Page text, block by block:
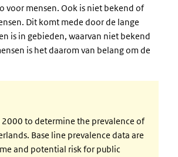
voor mensen. Ook is niet bekend of
Dit komt mede door de lange
is in gebieden, waarvan niet bekend
is het daarom van belang om de
2000 to determine the prevalence of
Base line prevalence data are
and potential risk for public